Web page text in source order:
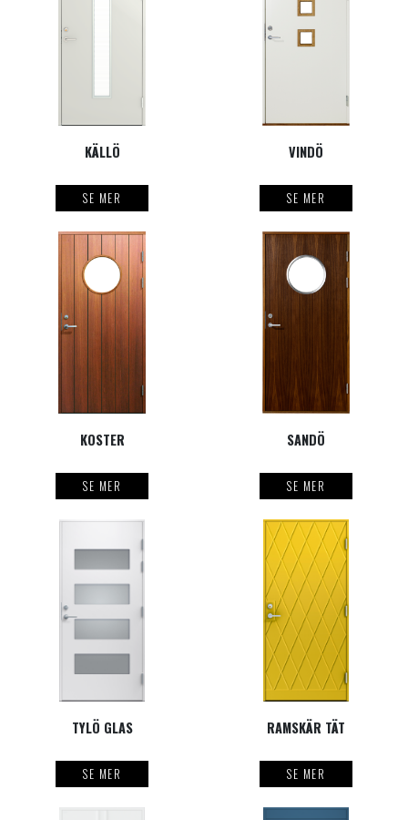
KÄLLÖ
SE MER
VINDÖ
SE MER
KOSTER
SE MER
SANDÖ
SE MER
TYLÖ GLAS
SE MER
RAMSKÄR TÄT
SE MER